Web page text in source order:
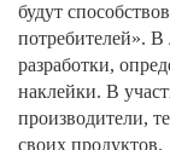
будут
потребителей». В
разработки,
наклейки. В
производители,
своих продуктов.